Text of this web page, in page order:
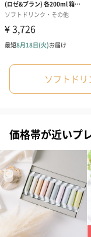
プリザーブドフラワー
（2,580円）
愛らしいぬいぐるみ
誕生日・記念日・出
ソフトド
価格帯が近いプ